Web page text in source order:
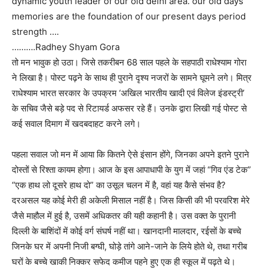
memories are the foundation of our present days period
strength ….
……….Radhey Shyam Gora
तो मन भावुक हो उठा। जिसे तकरीबन 68 साल पहले के सहपाठी राधेश्याम गोरा
ने लिखा है। पोस्ट पढ़ने के साथ ही पुराने दृश्य नजरों के सामने घूमने लगे। मित्र
राधेश्याम भारत सरकार के उपक्रम ‘अखिल भारतीय खादी एवं विलेज इंडस्ट्री’
के सचिव जैसे बड़े पद से रिटायर्ड अफसर रहे हैं। उनके द्वारा लिखी गई पोस्ट से
कई सवाल दिमाग में खदबदाहट करने लगे।
पहला सवाल जो मन में आया कि कितने ऐसे इंसान होंगे, जिनका अपने इतने पुराने
दोस्तों से रिश्ता कायम होगा। आज के इस आपाधापी के युग में जहां “गिव एंड टेक”
“एक हाथ लो दूसरे हाथ दो” का उसूल चलन में है, वहां यह कैसे संभव है?
दरअसल यह कोई मेरी ही अकेली मिसाल नहीं है। जिस किसी की भी परवरिश मेरे
जैसे माहौल में हुई है, उसमें अधिकतर की यही कहानी है। उस वक्त के पुरानी
दिल्ली के बाशिंदों में कोई वर्ग संघर्ष नहीं था। खानदानी मालदार, रईसों के बच्चे
जिनके घर में अपनी निजी बग्घी, घोड़े तांगे आने-जाने के लिये होते थे, तथा गरीब
घरों के बच्चे खाकी निक्कर सफेद कमीज पहने हुए एक ही स्कूल में पढ़ते थे।